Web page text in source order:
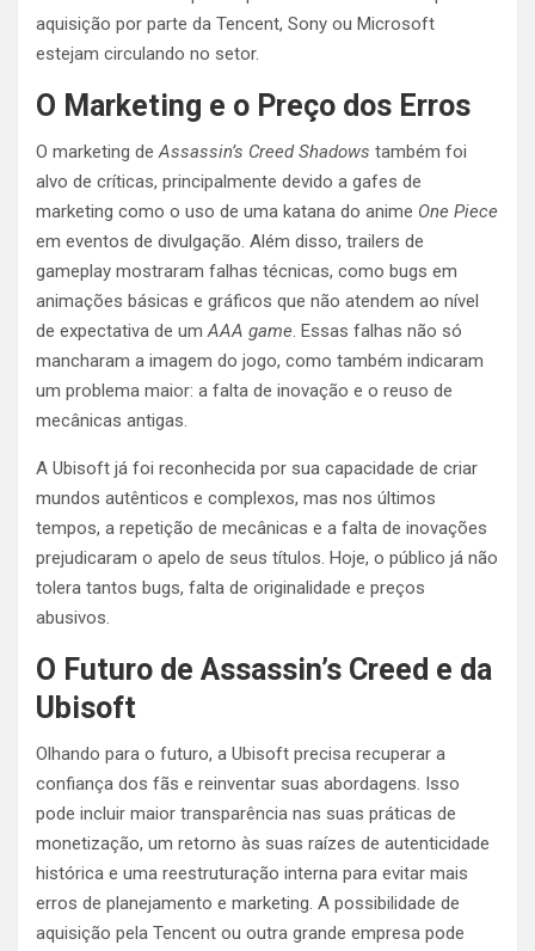
aquisição por parte da Tencent, Sony ou Microsoft
estejam circulando no setor.
O Marketing e o Preço dos Erros
O marketing deAssassin’s Creed Shadows também foi
alvo de críticas, principalmente devido a gafes de
marketing como o uso de uma katana do anime One Piece
em eventos de divulgação. Além disso, trailers de
gameplay mostraram falhas técnicas, como bugs em
animações básicas e gráficos que não atendem ao nível
de expectativa de umAAA game. Essas falhas não só
mancharam a imagem do jogo, como também indicaram
um problema maior: a falta de inovação e o reuso de
mecânicas antigas.
A Ubisoft já foi reconhecida por sua capacidade de criar
mundos autênticos e complexos, mas nos últimos
tempos, a repetição de mecânicas e a falta de inovações
prejudicaram o apelo de seus títulos. Hoje, o público já não
tolera tantos bugs, falta de originalidade e preços
abusivos.
O Futuro de Assassin’s Creed e da
Ubisoft
Olhando para o futuro, a Ubisoft precisa recuperar a
confiança dos fãs e reinventar suas abordagens. Isso
pode incluir maior transparência nas suas práticas de
monetização, um retorno às suas raízes de autenticidade
histórica e uma reestruturação interna para evitar mais
erros de planejamento e marketing. A possibilidade de
aquisição pela Tencent ou outra grande empresa pode